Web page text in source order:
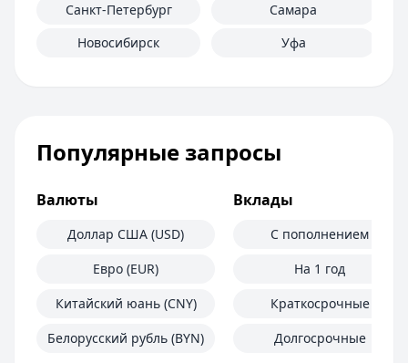
Санкт-Петербург
Новосибирск
Самара
Уфа
Популярные запросы
Валюты
Доллар США (USD)
Евро (EUR)
Китайский юань (CNY)
Белорусский рубль (BYN)
Вклады
С пополнением
На 1 год
Краткосрочные
Долгосрочные